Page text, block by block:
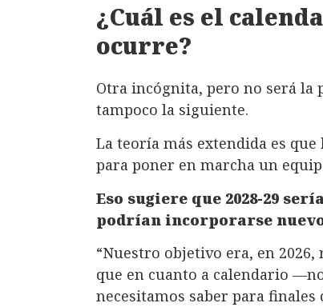
¿Cuál es el
ocurre?
Otra incógnita, pero no será la
tampoco la siguiente.
La teoría más extendida es
para poner en marcha un
Eso sugiere que 2028-29
podrían incorporarse
“Nuestro objetivo era, en
que en cuanto a calendario
necesitamos saber para finales